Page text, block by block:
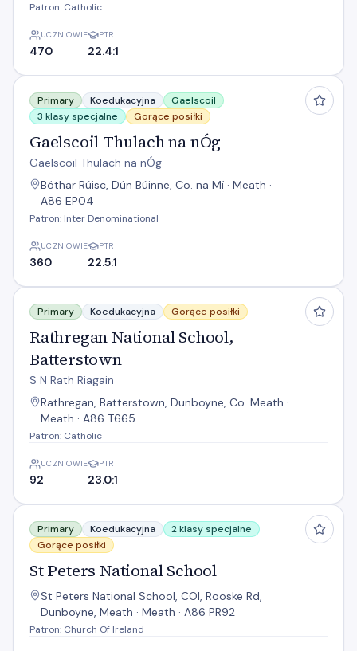
Patron: Catholic
UCZNIOWIE
470
PTR
22.4:1
Gaelscoil Thulach na nÓg
Primary Koedukacyjna
Gaelscoil
3 klasy specjalne
Gorące posiłki
Gaelscoil Thulach na nÓg
Gaelscoil Thulach na nÓg
Bóthar Rúisc, Dún Búinne, Co. na Mí · Meath ·
A86 EP04
Patron: Inter Denominational
UCZNIOWIE
360
PTR
22.5:1
Rathregan National School, Batterstown
Primary Koedukacyjna Gorące posiłki
Rathregan National School,
Batterstown
S N Rath Riagain
Rathregan, Batterstown, Dunboyne, Co. Meath ·
Meath · A86 T665
Patron: Catholic
UCZNIOWIE
92
PTR
23.0:1
St Peters National School
Primary Koedukacyjna
2 klasy specjalne
Gorące posiłki
St Peters National School
St Peters National School, COI, Rooske Rd,
Dunboyne, Meath · Meath · A86 PR92
Patron: Church Of Ireland